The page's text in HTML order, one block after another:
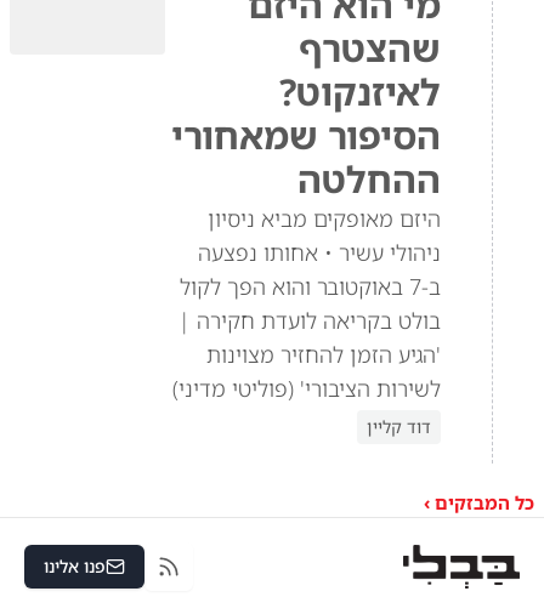
שהצטרף
לאיזנקוט?
הסיפור שמאחורי
ההחלטה
היזם מאופקים מביא ניסיון
ניהולי עשיר • אחותו נפצעה
ב-7 באוקטובר והוא הפך לקול
בולט בקריאה לועדת חקירה |
'הגיע הזמן להחזיר מצוינות
לשירות הציבורי' (פוליטי מדיני)
דוד קליין
כל המבזקים ›
RSS פנו אלינו